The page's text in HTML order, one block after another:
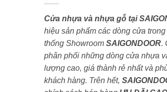
Cửa nhựa và nhựa gỗ tại
hiệu sản phẩm các dòng cửa
thống Showroom SAIGONDOOR.
phân phối những dòng cửa nhựa
lượng cao, giá thành rẻ nhất và
khách hàng. Trên hết,